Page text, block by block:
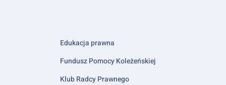
Edukacja prawna
Fundusz Pomocy Koleżeńskiej
Klub Radcy Prawnego